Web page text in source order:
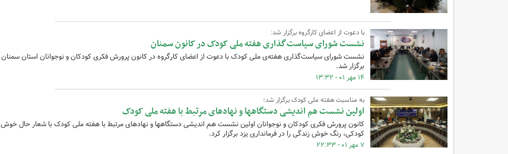
با دعوت از اعضای کارگروه برگزار شد:
نشست شورای سیاست‌گذاری هفته ملی کودک در کانون سمنان
نشست شورای سیاست‌گذاری هفته‌ی ملی کودک با دعوت از اعضای کارگروه در کانون پرورش فکری کودکان و نوجوانان استان سمنان
برگزار شد.
۱۴ مهر ۰۱ - ۱۳:۳۲
به مناسبت هفته ملی کودک برگزار شد؛
اولین نشست هم اندیشی دستگاهها و نهادهای مرتبط با هفته ملی کودک
کانون پرورش فکری کودکان و نوجوانان اولین نشست هم اندیشی دستگاهها و نهادهای مرتبط با هفته ملی کودک با شعار حال خوش
کودکی، رنگ خوش زندگی را در فرمانداری یزد برگزار کرد.
۷ مهر ۰۱ - ۲۲:۳۳